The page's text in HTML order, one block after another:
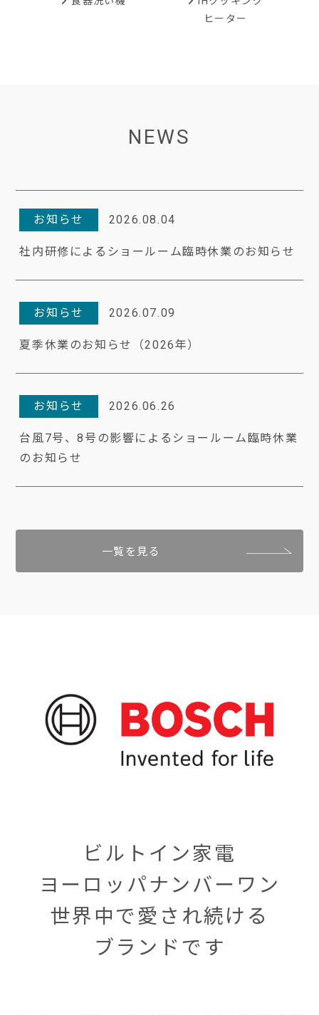
ヒーター
NEWS
お知らせ 2026.08.04
社内研修によるショールーム臨時休業のお知らせ
お知らせ 2026.07.09
夏季休業のお知らせ（2026年）
お知らせ 2026.06.26
台風7号、8号の影響によるショールーム臨時休業
のお知らせ
一覧を見る
ビルトイン家電
ヨーロッパナンバーワン
世界中で愛され続ける
ブランドです